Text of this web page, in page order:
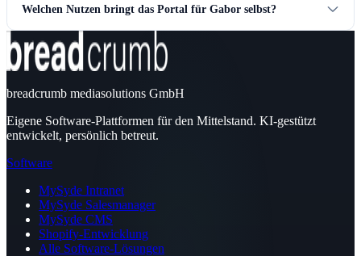
Welchen Nutzen bringt das Portal für Gabor selbst?
breadcrumb mediasolutions GmbH
Eigene Software-Plattformen für den Mittelstand. KI-gestützt
entwickelt, persönlich betreut.
Software
MySyde Intranet
MySyde Salesmanager
MySyde CMS
Shopify-Entwicklung
Alle Software-Lösungen